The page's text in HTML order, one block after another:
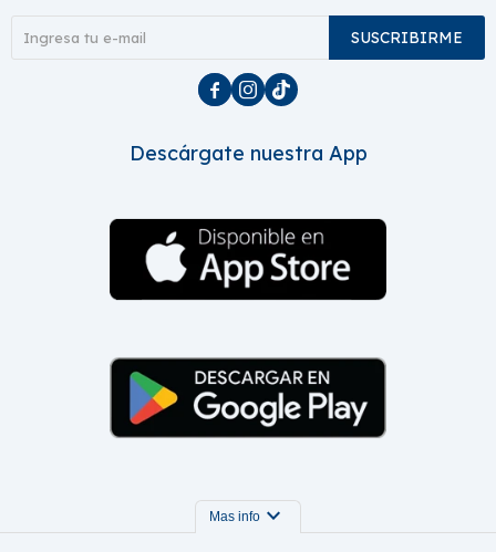
SUSCRIBIRME
  
Descárgate nuestra App
Mas info expand_more